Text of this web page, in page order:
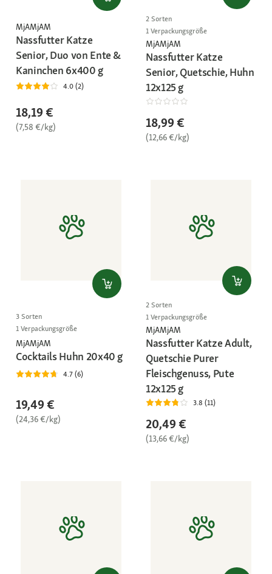
MjAMjAM
Nassfutter Katze
Senior, Duo von Ente &
Kaninchen 6x400 g
4.0 (2)
18,19 €
(7,58 €/kg)
2 Sorten
1 Verpackungsgröße
MjAMjAM
Nassfutter Katze
Senior, Quetschie, Huhn
12x125 g
18,99 €
(12,66 €/kg)
3 Sorten
1 Verpackungsgröße
MjAMjAM
Cocktails Huhn 20x40 g
4.7 (6)
19,49 €
(24,36 €/kg)
2 Sorten
1 Verpackungsgröße
MjAMjAM
Nassfutter Katze Adult,
Quetschie Purer
Fleischgenuss, Pute
12x125 g
3.8 (11)
20,49 €
(13,66 €/kg)